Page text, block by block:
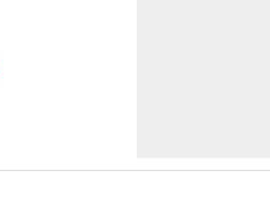
正・削除･利用停止の手続に